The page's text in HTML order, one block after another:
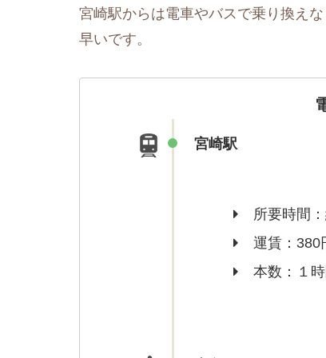
宮崎駅からは電車やバスで乗り換え
早いです。
宮崎駅
所要時間
運賃：380
本数：１